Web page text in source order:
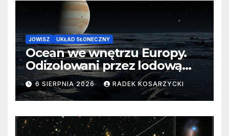
JOWISZ UKŁAD SŁONECZNY
Ocean we wnętrzu Europy.
Odizolowani przez lodową
barierę
6 SIERPNIA 2026 RADEK KOSARZYCKI